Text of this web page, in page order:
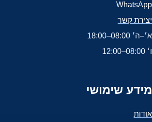
WhatsApp
יצירת קשר
א׳–ה׳ 08:00–18:00
ו׳ 08:00–12:00
מידע שימושי
אודות